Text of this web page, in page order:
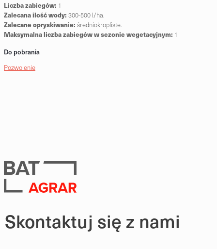
Liczba zabiegów: 1
Zalecana ilość wody: 300-500 l/ha.
Zalecane opryskiwanie: średniokropliste.
Maksymalna liczba zabiegów w sezonie wegetacyjnym: 1
Do pobrania
Pozwolenie
Skontaktuj się z nami